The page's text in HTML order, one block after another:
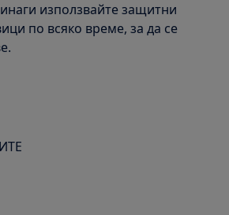
използвайте защитни
по всяко време, за да се